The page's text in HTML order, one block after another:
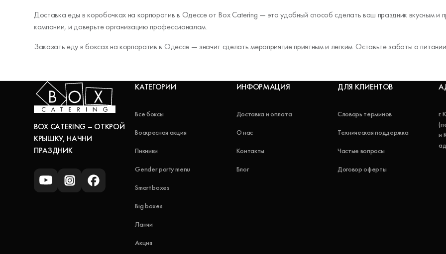
Доставка еды в коробочках на корпоратив в Одессе от Box Catering — это удобный способ сделать ваш праздник вкусным
компании, и доверьте организацию профессионалам.
Заказать еду в боксах на корпоратив в Одессе — значит сделать мероприятие приятным и легким. Оставьте заботы о
BOX CATERING – ОТКРОЙ
КРЫШКУ, НАЧНИ
ПРАЗДНИК
КАТЕГОРИИ
Все боксы
Воскресная акция
Пикники
Gender party menu
Smart boxes
Big boxes
Ланчи
Акция
ИНФОРМАЦИЯ
Доставка и оплата
О нас
Контакты
Блог
ДЛЯ КЛИЕНТОВ
Словарь терминов
Техническая поддержка
Частые вопросы
Договор оферты
г.
и